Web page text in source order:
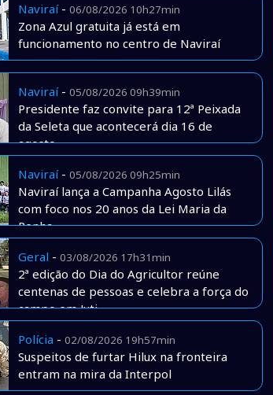
Naviraí- 06/08/2026 10h27min
Zona Azul gratuita já está em
funcionamento no centro de Naviraí
Naviraí- 05/08/2026 09h39min
Presidente faz convite para 12ª Peixada
da Seleta que acontecerá dia 16 de
agosto
Naviraí- 05/08/2026 09h25min
Naviraí lança a Campanha Agosto Lilás
com foco nos 20 anos da Lei Maria da
Penha
Geral - 03/08/2026 17h31min
2ª edição do Dia do Agricultor reúne
centenas de pessoas e celebra a força do
campo em Juti
Polícia - 02/08/2026 19h57min
Suspeitos de furtar Hilux na fronteira
entram na mira da Interpol